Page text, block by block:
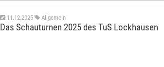
11.12.2025 Allgemein
Das Schauturnen 2025 des TuS Lockhausen